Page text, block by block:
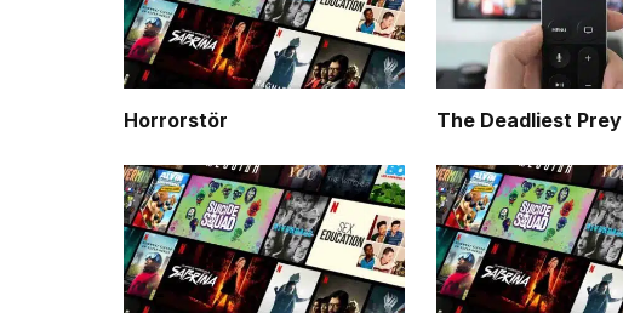
Horrorstör The Deadliest Prey